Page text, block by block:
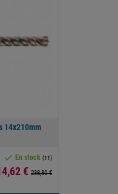
14x210mm
 En stock (11)
€ 238,80 €